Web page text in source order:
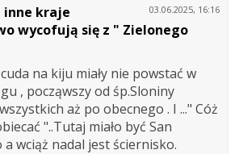
03.06.2025, 16:16
inne kraje
wycofują się z " Zielonego
na kiju miały nie powstać w
, począwszy od śp.Sloniny
aż po obecnego . I ..." Cóż
"..Tutaj miało być San
a wciąż nadal jest ściernisko.